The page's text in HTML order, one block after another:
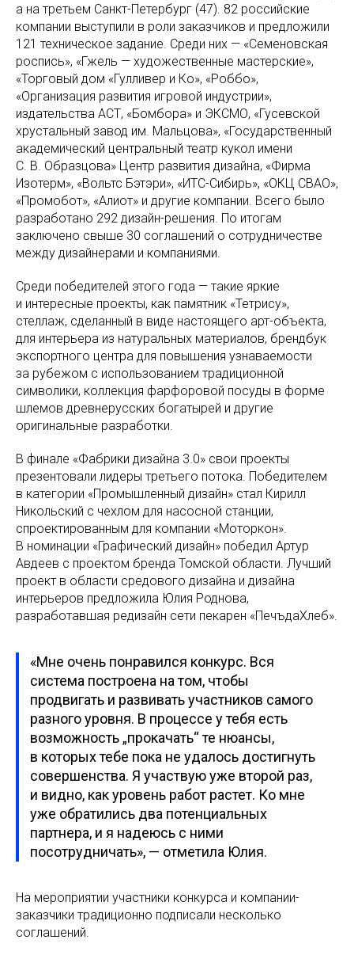
а на третьем Санкт-Петербург (47). 82 российские
компании выступили в роли заказчиков и предложили
121 техническое задание. Среди них — «Семеновская
роспись», «Гжель — художественные мастерские»,
«Торговый дом «Гулливер и Ко», «Роббо»,
«Организация развития игровой индустрии»,
издательства АСТ, «Бомбора» и ЭКСМО, «Гусевской
хрустальный завод им. Мальцова», «Государственный
академический центральный театр кукол имени
С. В. Образцова» Центр развития дизайна, «Фирма
Изотерм», «Вольтс Бэтэри», «ИТС-Сибирь», «ОКЦ СВАО»,
«Промобот», «Алиот» и другие компании. Всего было
разработано 292 дизайн-решения. По итогам
заключено свыше 30 соглашений о сотрудничестве
между дизайнерами и компаниями.
Среди победителей этого года — такие яркие
и интересные проекты, как памятник «Тетрису»,
стеллаж, сделанный в виде настоящего арт-объекта,
для интерьера из натуральных материалов, брендбук
экспортного центра для повышения узнаваемости
за рубежом с использованием традиционной
символики, коллекция фарфоровой посуды в форме
шлемов древнерусских богатырей и другие
оригинальные разработки.
В финале «Фабрики дизайна 3.0» свои проекты
презентовали лидеры третьего потока. Победителем
в категории «Промышленный дизайн» стал Кирилл
Никольский с чехлом для насосной станции,
спроектированным для компании «Моторкон».
В номинации «Графический дизайн» победил Артур
Авдеев с проектом бренда Томской области. Лучший
проект в области средового дизайна и дизайна
интерьеров предложила Юлия Роднова,
разработавшая редизайн сети пекарен «ПечъдаХлеб».
«Мне очень понравился конкурс. Вся
система построена на том, чтобы
продвигать и развивать участников самого
разного уровня. В процессе у тебя есть
возможность „прокачать“ те нюансы,
в которых тебе пока не удалось достигнуть
совершенства. Я участвую уже второй раз,
и видно, как уровень работ растет. Ко мне
уже обратились два потенциальных
партнера, и я надеюсь с ними
посотрудничать», — отметила Юлия.
На мероприятии участники конкурса и компании-
заказчики традиционно подписали несколько
соглашений.